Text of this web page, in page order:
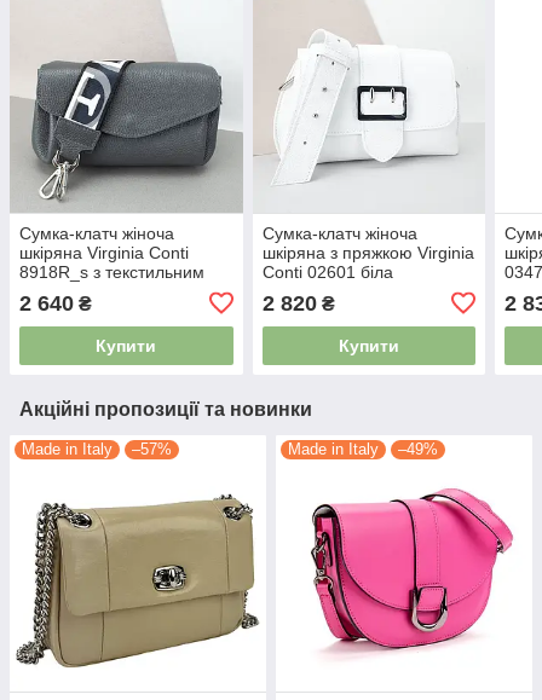
Сумка-клатч жіноча
шкіряна Virginia Conti
8918R_s з текстильним
2 640 ₴
Купити
Сумка-клатч жіноча
шкіряна з пряжкою Virginia
Conti 02601 біла
2 820₴
Купити
2
Акційні пропозиції та новинки
Made in Italy –57% Made in Italy –49%